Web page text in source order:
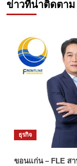
ข่าวที่น่าติดตาม
ธุรกิจ
ขอนแก่น – FLE ส